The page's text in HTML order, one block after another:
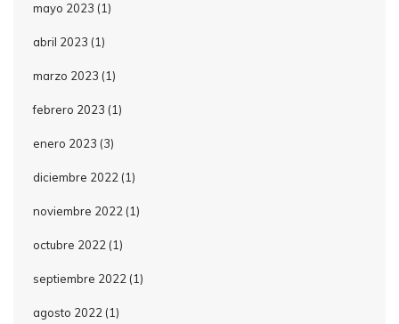
mayo 2023 (1)
abril 2023 (1)
marzo 2023 (1)
febrero 2023 (1)
enero 2023 (3)
diciembre 2022 (1)
noviembre 2022 (1)
octubre 2022 (1)
septiembre 2022 (1)
agosto 2022 (1)